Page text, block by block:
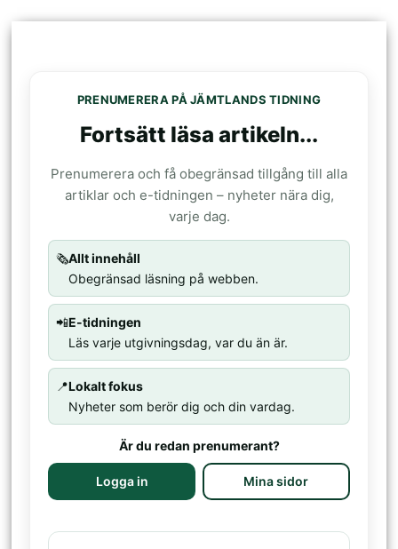
PRENUMERERA PÅ JÄMTLANDS TIDNING
Fortsätt läsa artikeln...
Prenumerera och få obegränsad tillgång till alla
artiklar och e-tidningen – nyheter nära dig,
varje dag.
🗞️Allt innehåll
Obegränsad läsning på webben.
📲E-tidningen
Läs varje utgivningsdag, var du än är.
📍Lokalt fokus
Nyheter som berör dig och din vardag.
Är du redan prenumerant?
Logga in Mina sidor